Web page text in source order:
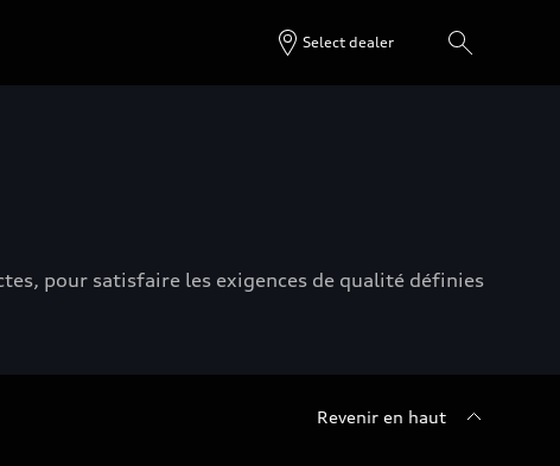
Select dealer
pour satisfaire les exigences de qualité définies
Revenir en haut